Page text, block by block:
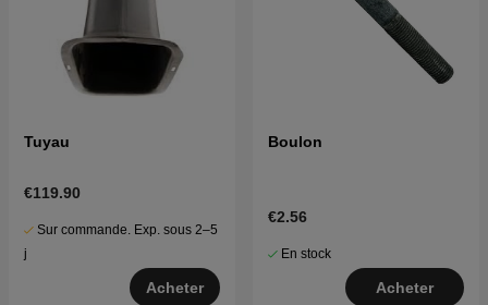
Tuyau
€119.90
Sur commande. Exp. sous 2–5
j
Acheter
Boulon
€2.56
En stock
Acheter